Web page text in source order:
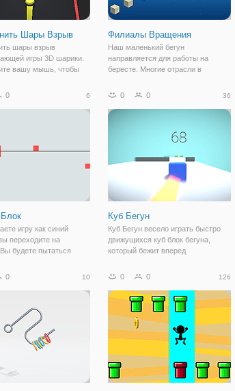
Шары Взрыв
шары взрыв
игры 3D шарики.
вашу мышь, чтобы
шары
другой шар становится
Филиалы Вращения
Наш маленький бегун
направляется для работы на
бересте. Многие отрасли в
качестве препятствий. избежать
Поверните коры по данным
0 6
игру как синий
переходите на
будете пытаться
квадраты
чтобы прыгать вверх и
0 0 36
Куб Бегун
Куб Бегун весело играть быстро
движущихся куб блок бегуна,
который бежит вперед
чтобы быстро увернуться от
уровню, вы должны избегать
препятствий и собирать
0 10 0 0 126